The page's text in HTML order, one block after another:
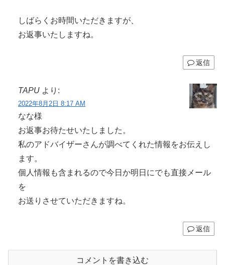
しばらくお時間いただきますが、
お返事いたしますね。
返信
TAPU より:
2022年8月2日 8:17 AM
なな様
お返事お待たせいたしました。
私のアドバイザーさんが調べてくれた情報をお伝えし
ます。
個人情報も含まれるので今日か明日にでも直接メール
を
お送りさせていただきますね。
返信
コメントを書き込む